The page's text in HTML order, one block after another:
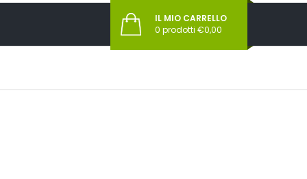
IL MIO CARRELLO
0 prodotti €0,00